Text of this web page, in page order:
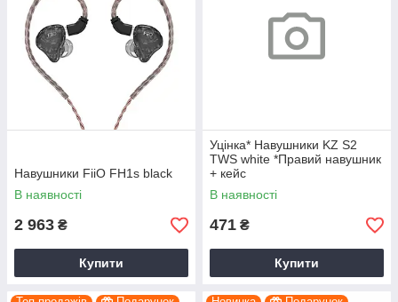
Навушники FiiO FH1s black
В наявності
2 963 ₴
Купити
Уцінка* Навушники KZ S2
TWS white *Правий навушник
+ кейс
В наявності
471 ₴
Купити